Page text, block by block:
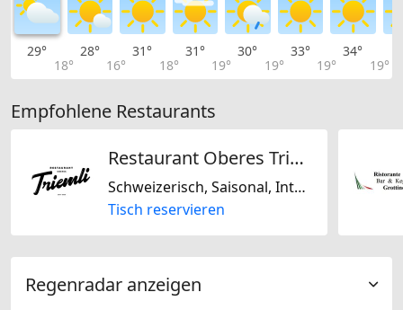
29°
18°
28°
16°
31°
18°
31°
19°
30°
19°
33°
19°
34°
19°
Empfohlene Restaurants
Restaurant Oberes Triemli
Schweizerisch, Saisonal, International, Regional
Tisch reservieren
Regenradar anzeigen